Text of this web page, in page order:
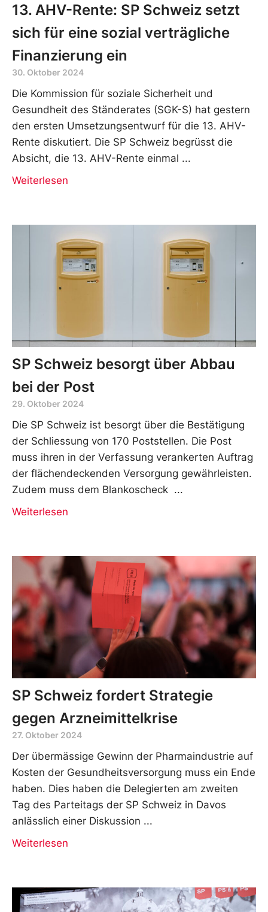
13. AHV-Rente: SP Schweiz setzt
sich für eine sozial verträgliche
Finanzierung ein
30. Oktober 2024
Die Kommission für soziale Sicherheit und
Gesundheit des Ständerates (SGK-S) hat gestern
den ersten Umsetzungsentwurf für die 13. AHV-
Rente diskutiert. Die SP Schweiz begrüsst die
Absicht, die 13. AHV-Rente einmal
Weiterlesen
SP Schweiz besorgt über Abbau
bei der Post
29. Oktober 2024
Die SP Schweiz ist besorgt über die Bestätigung
der Schliessung von 170 Poststellen. Die Post
muss ihren in der Verfassung verankerten Auftrag
der flächendeckenden Versorgung gewährleisten.
Zudem muss dem Blankoscheck
Weiterlesen
SP Schweiz fordert Strategie
gegen Arzneimittelkrise
27. Oktober 2024
Der übermässige Gewinn der Pharmaindustrie auf
Kosten der Gesundheitsversorgung muss ein Ende
haben. Dies haben die Delegierten am zweiten
Tag des Parteitags der SP Schweiz in Davos
anlässlich einer Diskussion
Weiterlesen